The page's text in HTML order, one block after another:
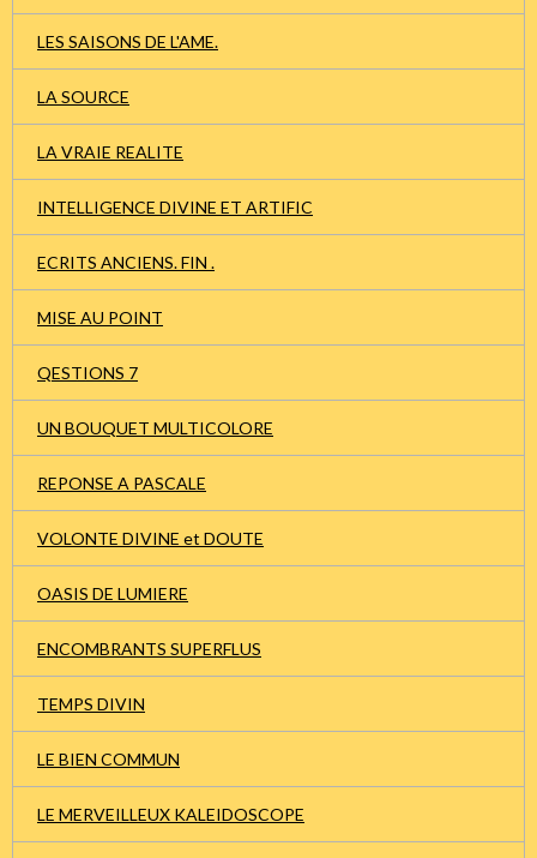
LES SAISONS DE L'AME.
LA SOURCE
LA VRAIE REALITE
INTELLIGENCE DIVINE ET ARTIFIC
ECRITS ANCIENS. FIN .
MISE AU POINT
QESTIONS 7
UN BOUQUET MULTICOLORE
REPONSE A PASCALE
VOLONTE DIVINE et DOUTE
OASIS DE LUMIERE
ENCOMBRANTS SUPERFLUS
TEMPS DIVIN
LE BIEN COMMUN
LE MERVEILLEUX KALEIDOSCOPE